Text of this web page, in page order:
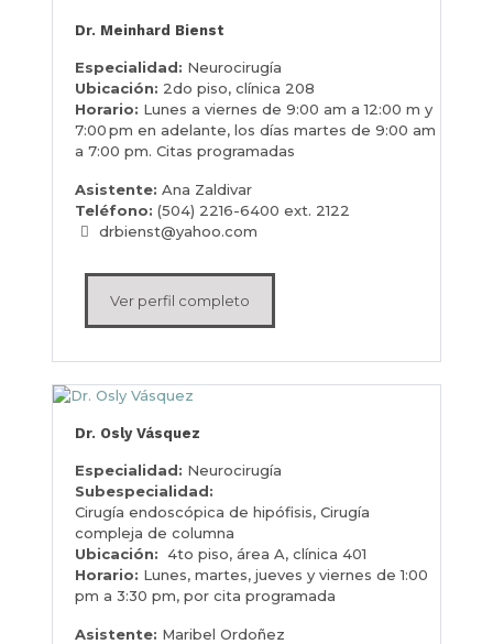
Dr. Meinhard Bienst
Especialidad: Neurocirugía
Ubicación: 2do piso, clínica 208
Horario: Lunes a viernes de 9:00 am a 12:00 m y
7:00 pm en adelante, los días martes de 9:00 am
a 7:00 pm. Citas programadas
Asistente: Ana Zaldivar
Teléfono: (504) 2216-6400 ext. 2122
drbienst@yahoo.com
Ver perfil completo
Dr. Osly Vásquez
Especialidad: Neurocirugía
Subespecialidad:
Cirugía endoscópica de hipófisis, Cirugía
compleja de columna
Ubicación: 4to piso, área A, clínica 401
Horario: Lunes, martes, jueves y viernes de 1:00
pm a 3:30 pm, por cita programada
Asistente: Maribel Ordoñez